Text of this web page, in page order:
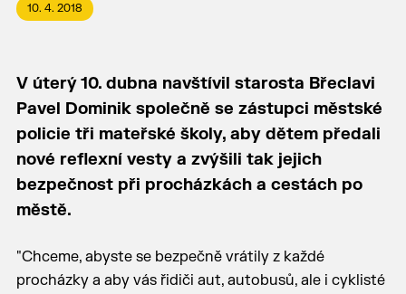
10. 4. 2018
V úterý 10. dubna navštívil starosta Břeclavi
Pavel Dominik společně se zástupci městské
policie tři mateřské školy, aby dětem předali
nové reflexní vesty a zvýšili tak jejich
bezpečnost při procházkách a cestách po
městě.
"Chceme, abyste se bezpečně vrátily z každé
procházky a aby vás řidiči aut, autobusů, ale i cyklisté